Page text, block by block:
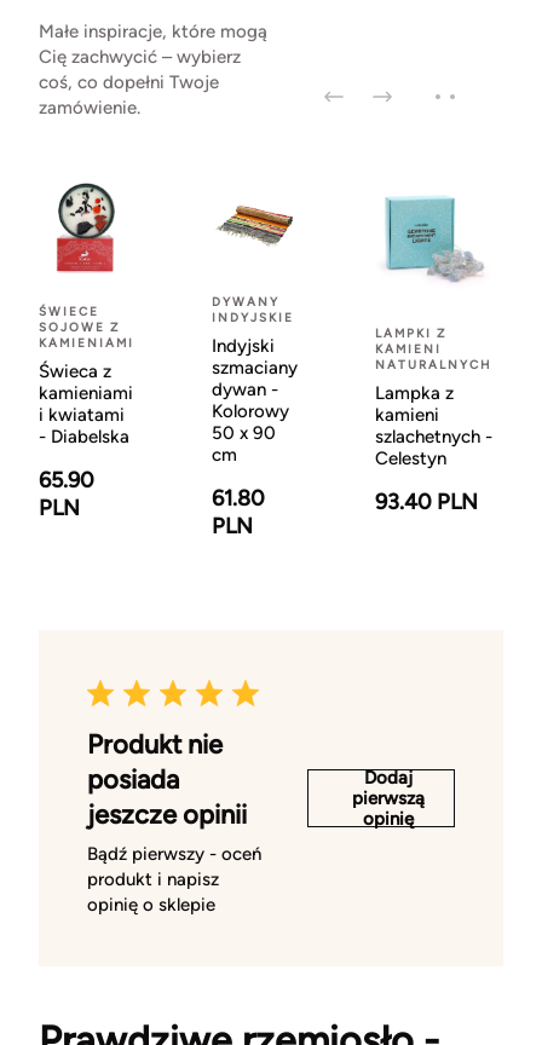
Małe inspiracje, które mogą
Cię zachwycić – wybierz
coś, co dopełni Twoje
zamówienie.
ŚWIECE
SOJOWE Z
KAMIENIAMI
Świeca z
kamieniami
i kwiatami
- Diabelska
65.90
PLN
DYWANY
INDYJSKIE
Indyjski
szmaciany
dywan -
Kolorowy
50 x 90
cm
61.80
PLN
LAMPKI Z
KAMIENI
NATURALNYCH
Lampka z
kamieni
szlachetnych -
Celestyn
93.40 PLN
Produkt nie
posiada
jeszcze opinii
Bądź pierwszy - oceń
produkt i napisz
opinię o sklepie
Dodaj
pierwszą
opinię